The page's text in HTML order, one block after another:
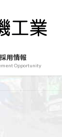
採用情報
Opportunity